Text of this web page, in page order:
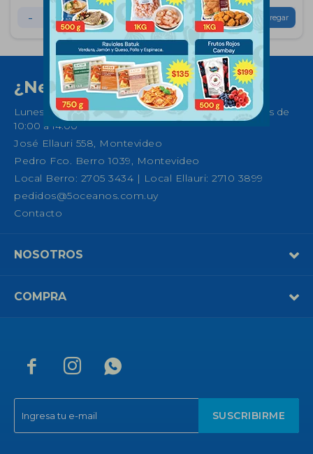
- + - +
  
SUSCRIBIRME
¿Necesitas ayuda?
Lunes a Sábados de 08:30 a 21:00 horas y Domingos de
10:00 a 14:00
José Ellauri 558, Montevideo
Pedro Fco. Berro 1039, Montevideo
Local Berro: 2705 3434 | Local Ellauri: 2710 3899
pedidos@5oceanos.com.uy
Contacto
NOSOTROS
COMPRA